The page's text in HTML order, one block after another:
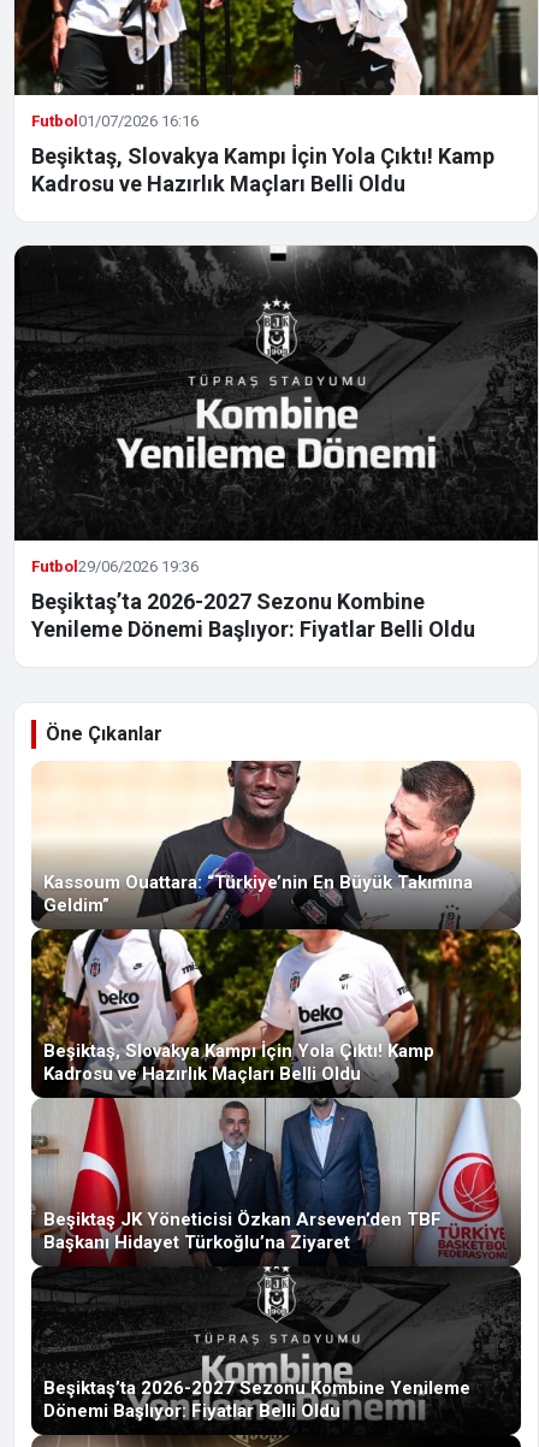
Futbol01/07/2026 16:16
Beşiktaş, Slovakya Kampı İçin Yola Çıktı! Kamp
Kadrosu ve Hazırlık Maçları Belli Oldu
Futbol29/06/2026 19:36
Beşiktaş’ta 2026-2027 Sezonu Kombine
Yenileme Dönemi Başlıyor: Fiyatlar Belli Oldu
Öne Çıkanlar
Kassoum Ouattara: “Türkiye’nin En Büyük Takımına
Geldim”
Beşiktaş, Slovakya Kampı İçin Yola Çıktı! Kamp
Kadrosu ve Hazırlık Maçları Belli Oldu
Beşiktaş JK Yöneticisi Özkan Arseven’den TBF
Başkanı Hidayet Türkoğlu’na Ziyaret
Beşiktaş’ta 2026-2027 Sezonu Kombine Yenileme
Dönemi Başlıyor: Fiyatlar Belli Oldu